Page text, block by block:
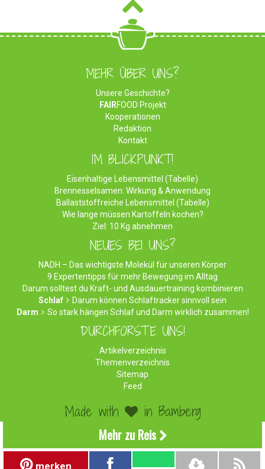
Mehr zu Reis
merken
MEHR ÜBER UNS?
Unsere Geschichte?
FAIRFOOD Projekt
Kooperationen
Redaktion
Kontakt
IM BLICKPUNKT!
Eisenhaltige Lebensmittel (Tabelle)
Brennesselsamen: Wirkung & Anwendung
Ballaststoffreiche Lebensmittel (Tabelle)
Wie lange müssen Kartoffeln kochen?
Ziel: 10 Kg abnehmen
NEUES BEI UNS?
NADH – Das wichtigste Molekül für unseren Körper
9 Expertentipps für mehr Bewegung im Alltag
Darum solltest du Kraft- und Ausdauertraining kombinieren
Schlaf
Darum können Schlaftracker sinnvoll sein
Darm
So stark hängen Schlaf und Darm wirklich zusammen!
DURCHFORSTE UNS!
Artikelverzeichnis
Themenverzeichnis
Sitemap
Feed
Made with in Bamberg
©2026 WirEssenGesund.de - Gesunde Ernährung & leckere
Rezepte!
Impressum
|Datenschutz Werben